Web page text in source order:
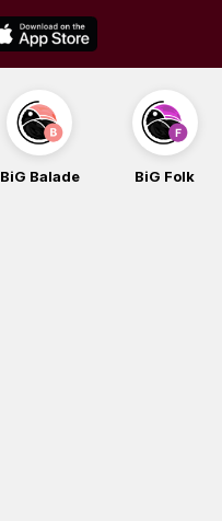
BiG Balade BiG Folk